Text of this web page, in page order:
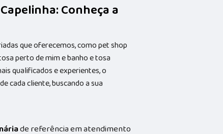
Conheça a
que oferecemos, como pet shop
perto de mim e banho e tosa
qualificados e experientes, o
cada cliente, buscando a sua
de referência em atendimento